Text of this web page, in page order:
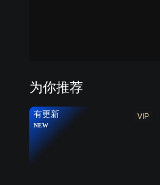
为你推荐
VIP
有更新
NEW